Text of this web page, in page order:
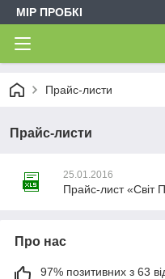
МІР ПРОБКІ
Прайс-листи
Прайс-листи
25.01.2016
Прайс-лист «Світ
Про нас
97% позитивних з 63